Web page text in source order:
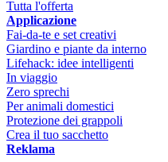
Tutta l'offerta
Applicazione
Fai-da-te e set creativi
Giardino e piante da interno
Lifehack: idee intelligenti
In viaggio
Zero sprechi
Per animali domestici
Protezione dei grappoli
Crea il tuo sacchetto
Reklama